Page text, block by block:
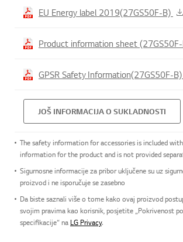
EU Energy label 2019(27GS50F-B)
Product information sheet
GPSR Safety Information(27GS50F-B)
JOŠ INFORMACIJA O SUKLADNOSTI
The safety information for accessories is included
information for the product and is not provided
Sigurnosne informacije za pribor uključene su uz
proizvod i ne isporučuje se zasebno
Da biste saznali više o tome kako ovaj proizvod
svojim pravima kao korisnik, posjetite „Pokrivenost
specifikacije“ na LG Privacy.